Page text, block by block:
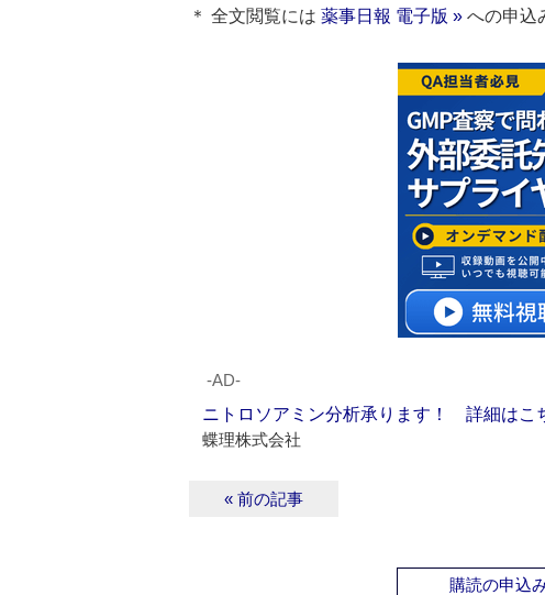
＊ 全文閲覧には 薬事日報 電子版 » への申込
‐AD‐
ニトロソアミン分析承ります！ 詳細はこ
蝶理株式会社
« 前の記事
購読の申込